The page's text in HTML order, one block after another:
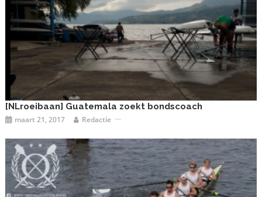
[NLroeibaan] Guatemala zoekt bondscoach
maart 21, 2017 Redactie